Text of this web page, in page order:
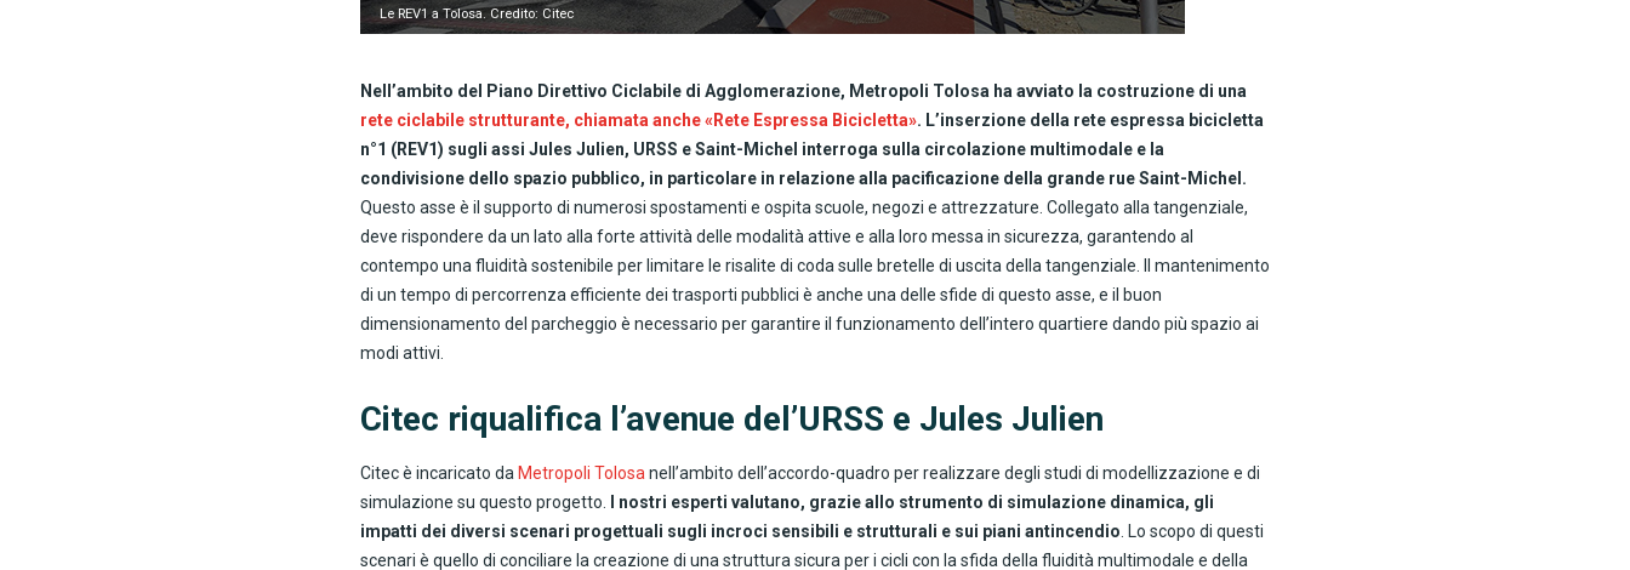
Le REV1 a Tolosa. Credito: Citec
Nell’ambito del Piano Direttivo Ciclabile di Agglomerazione, Metropoli Tolosa ha avviato la costruzione di una
rete ciclabile strutturante, chiamata anche «Rete Espressa Bicicletta». L’inserzione della rete espressa bicicletta
n°1 (REV1) sugli assi Jules Julien, URSS e Saint-Michel interroga sulla circolazione multimodale e la
condivisione dello spazio pubblico, in particolare in relazione alla pacificazione della grande rue Saint-Michel.
Questo asse è il supporto di numerosi spostamenti e ospita scuole, negozi e attrezzature. Collegato alla tangenziale,
deve rispondere da un lato alla forte attività delle modalità attive e alla loro messa in sicurezza, garantendo al
contempo una fluidità sostenibile per limitare le risalite di coda sulle bretelle di uscita della tangenziale. Il mantenimento
di un tempo di percorrenza efficiente dei trasporti pubblici è anche una delle sfide di questo asse, e il buon
dimensionamento del parcheggio è necessario per garantire il funzionamento dell’intero quartiere dando più spazio ai
modi attivi.
Citec riqualifica l’avenue del’URSS e Jules Julien
Citec è incaricato da Metropoli Tolosa nell’ambito dell’accordo-quadro per realizzare degli studi di modellizzazione e di
simulazione su questo progetto.
I nostri esperti valutano, grazie allo strumento di simulazione dinamica, gli
impatti dei diversi scenari progettuali sugli incroci sensibili e strutturali e sui piani antincendio . Lo scopo di questi
scenari è quello di conciliare la creazione di una struttura sicura per i cicli con la sfida della fluidità multimodale e della